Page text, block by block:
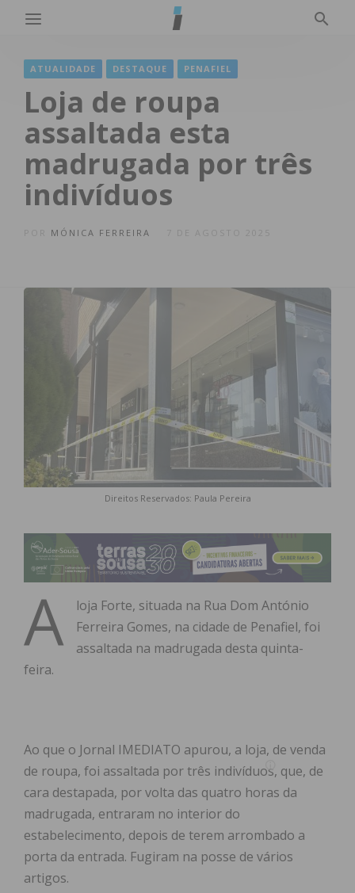
ATUALIDADE DESTAQUE PENAFIEL
Loja de roupa
assaltada esta
madrugada por três
indivíduos
MÓNICA FERREIRA 7 DE AGOSTO 2025
Direitos Reservados: Paula Pereira
A
loja Forte, situada na Rua Dom António
Ferreira Gomes, na cidade de Penafiel, foi
assaltada na madrugada desta quinta-
feira.
Ao que o Jornal IMEDIATO apurou, a loja, de venda
de roupa, foi assaltada por três indivíduos, que, de
cara destapada, por volta das quatro horas da
madrugada, entraram no interior do
estabelecimento, depois de terem arrombado a
porta da entrada. Fugiram na posse de vários
artigos.